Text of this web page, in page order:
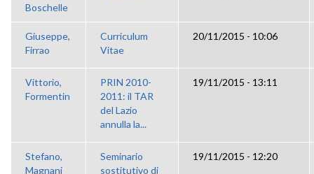
Boschelle
Giuseppe,
Firrao
Curriculum
Vitae
20/11/2015 - 10:06
Vittorio,
Formentin
PRIN 2010-
2011: il TAR
del Lazio
annulla la...
19/11/2015 - 13:11
Stefano,
Magnani
Seminario
sostitutivo di
19/11/2015 - 12:20